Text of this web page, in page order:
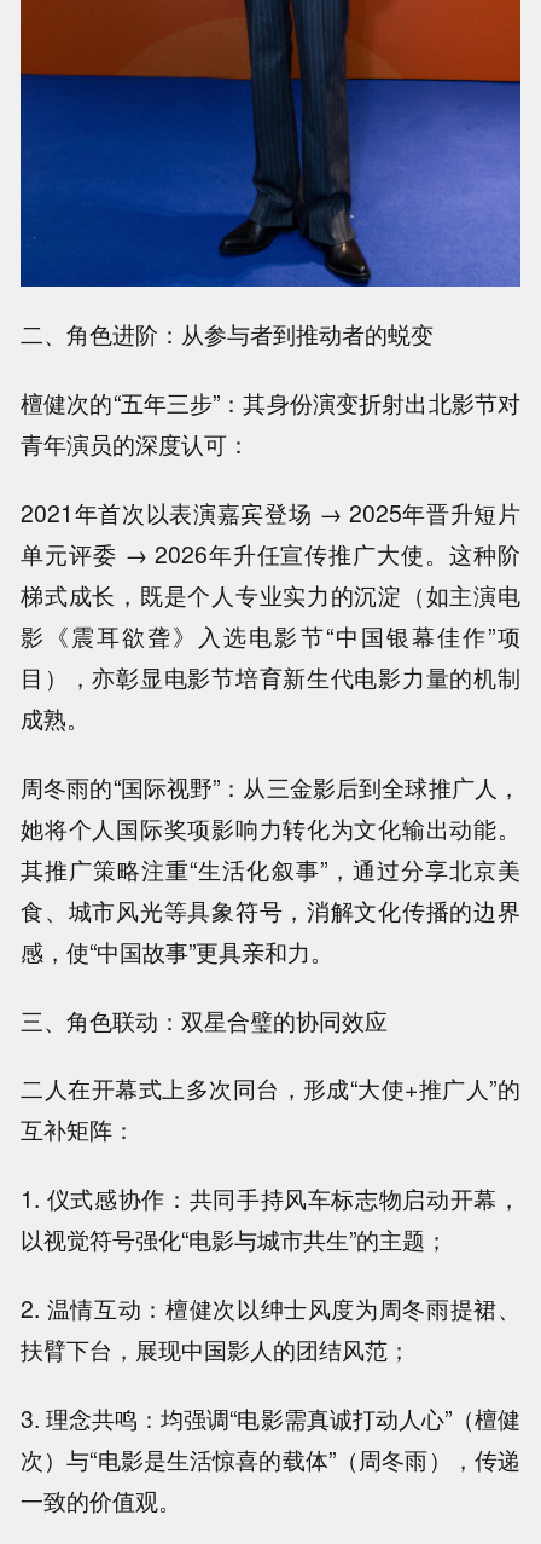
二、角色进阶：从参与者到推动者的蜕变
檀健次的“五年三步”：其身份演变折射出北影节对
青年演员的深度认可：
2021年首次以表演嘉宾登场 → 2025年晋升短片
单元评委 → 2026年升任宣传推广大使。这种阶
梯式成长，既是个人专业实力的沉淀（如主演电
影《震耳欲聋》入选电影节“中国银幕佳作”项
目），亦彰显电影节培育新生代电影力量的机制
成熟。
周冬雨的“国际视野”：从三金影后到全球推广人，
她将个人国际奖项影响力转化为文化输出动能。
其推广策略注重“生活化叙事”，通过分享北京美
食、城市风光等具象符号，消解文化传播的边界
感，使“中国故事”更具亲和力。
三、角色联动：双星合璧的协同效应
二人在开幕式上多次同台，形成“大使+推广人”的
互补矩阵：
1. 仪式感协作：共同手持风车标志物启动开幕，
以视觉符号强化“电影与城市共生”的主题；
2. 温情互动：檀健次以绅士风度为周冬雨提裙、
扶臂下台，展现中国影人的团结风范；
3. 理念共鸣：均强调“电影需真诚打动人心”（檀健
次）与“电影是生活惊喜的载体”（周冬雨），传递
一致的价值观。